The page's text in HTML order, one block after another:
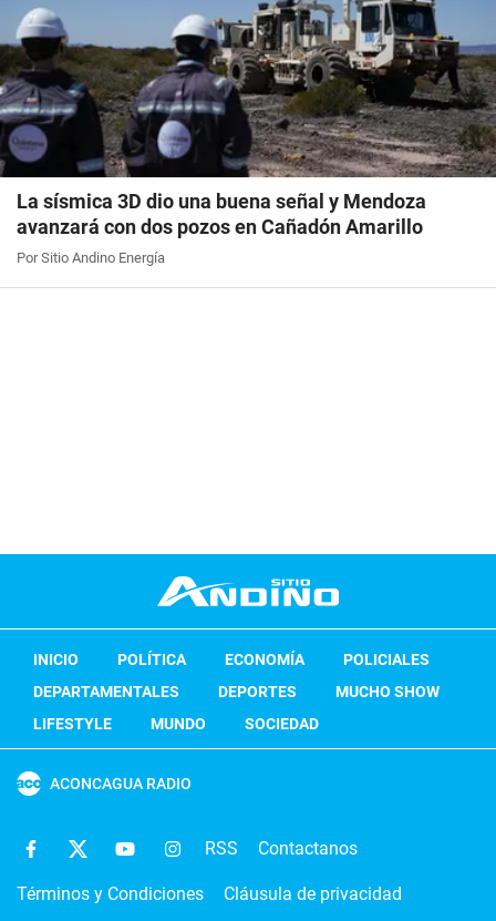
La sísmica 3D dio una buena señal y Mendoza
avanzará con dos pozos en Cañadón Amarillo
Por Sitio Andino Energía
INICIO POLÍTICA ECONOMÍA
POLICIALES
DEPARTAMENTALES
DEPORTES
MUCHO SHOW
LIFESTYLE
MUNDO SOCIEDAD
ACONCAGUA RADIO
RSS Contactanos
Términos y Condiciones Cláusula de privacidad